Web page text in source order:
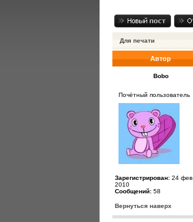
Для печати
Автор
Bobo
Почётный пользователь
Зарегистрирован: 24 фев
2010
Сообщений: 58
Вернуться наверх